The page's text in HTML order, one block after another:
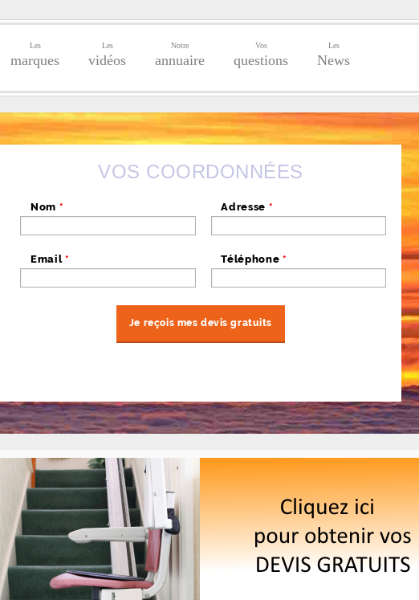
Les
marques
Les
vidéos
Notre
annuaire
Vos
questions
Les
News
VOS COORDONNÉES
Nom *
Email *
Adresse *
Téléphone *